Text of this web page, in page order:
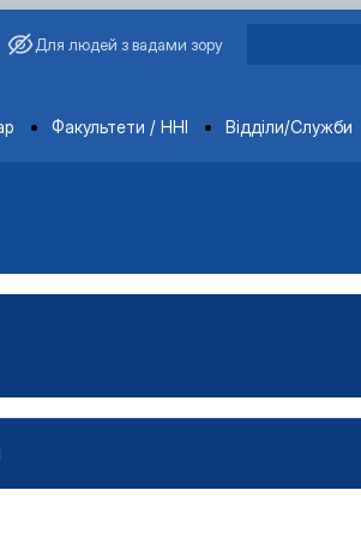
Для людей з вадами зору
Факультети / ННІ Відділи/Служби